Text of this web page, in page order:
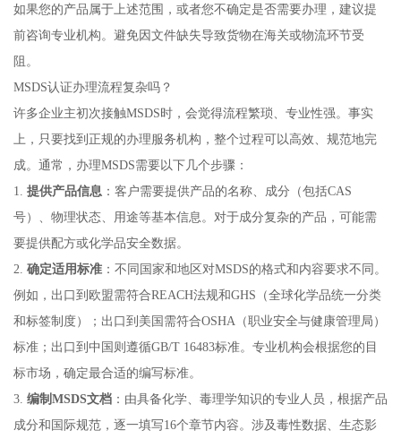
如果您的产品属于上述范围，或者您不确定是否需要办理，建议提
前咨询专业机构。避免因文件缺失导致货物在海关或物流环节受
阻。
MSDS认证办理流程复杂吗？
许多企业主初次接触MSDS时，会觉得流程繁琐、专业性强。事实
上，只要找到正规的办理服务机构，整个过程可以高效、规范地完
成。通常，办理MSDS需要以下几个步骤：
1. 提供产品信息 ：客户需要提供产品的名称、成分（包括CAS
号）、物理状态、用途等基本信息。对于成分复杂的产品，可能需
要提供配方或化学品安全数据。
2. 确定适用标准：不同国家和地区对MSDS的格式和内容要求不同。
例如，出口到欧盟需符合REACH法规和GHS（全球化学品统一分类
和标签制度）；出口到美国需符合OSHA（职业安全与健康管理局）
标准；出口到中国则遵循GB/T 16483标准。专业机构会根据您的目
标市场，确定最合适的编写标准。
3. 编制MSDS文档：由具备化学、毒理学知识的专业人员，根据产品
成分和国际规范，逐一填写16个章节内容。涉及毒性数据、生态影